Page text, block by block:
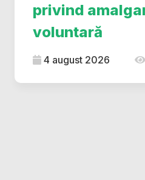
privind
voluntară
4 august 2026